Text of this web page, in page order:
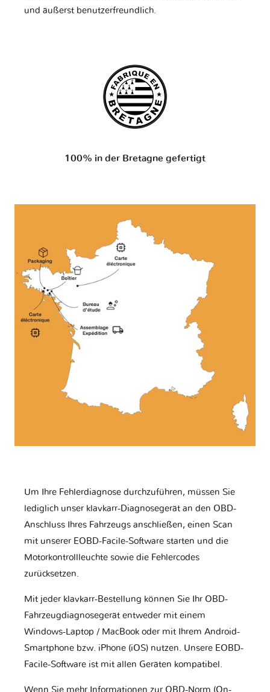
und äußerst benutzerfreundlich.
100% in der Bretagne gefertigt
Um Ihre Fehlerdiagnose durchzuführen, müssen Sie
lediglich unser klavkarr-Diagnosegerät an den OBD-
Anschluss Ihres Fahrzeugs anschließen, einen Scan
mit unserer EOBD-Facile-Software starten und die
Motorkontrollleuchte sowie die Fehlercodes
zurücksetzen.
Mit jeder klavkarr-Bestellung können Sie Ihr OBD-
Fahrzeugdiagnosegerät entweder mit einem
Windows-Laptop / MacBook oder mit Ihrem Android-
Smartphone bzw. iPhone (iOS) nutzen. Unsere EOBD-
Facile-Software ist mit allen Geräten kompatibel.
Wenn Sie mehr Informationen zur OBD-Norm (On-